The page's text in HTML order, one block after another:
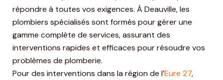
répondre à toutes vos exigences. À Deauville, les
plombiers spécialisés sont formés pour gérer une
gamme complète de services, assurant des
interventions rapides et efficaces pour résoudre vos
problèmes de plomberie.
Pour des interventions dans la région de l’Eure 27,